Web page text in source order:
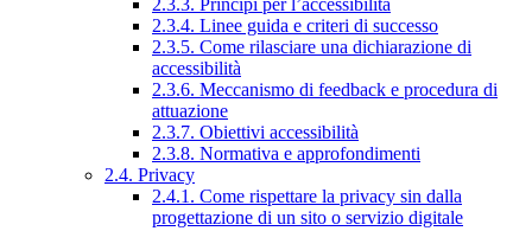
2.3.3. Principi per l’accessibilità
2.3.4. Linee guida e criteri di successo
2.3.5. Come rilasciare una dichiarazione di
accessibilità
2.3.6. Meccanismo di feedback e procedura di
attuazione
2.3.7. Obiettivi accessibilità
2.3.8. Normativa e approfondimenti
2.4. Privacy
2.4.1. Come rispettare la privacy sin dalla
progettazione di un sito o servizio digitale